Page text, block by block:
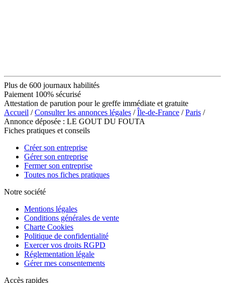
Plus de 600 journaux habilités
Paiement 100% sécurisé
Attestation de parution pour le greffe immédiate et gratuite
Accueil /Consulter les annonces légales /Île-de-France /Paris /
Annonce déposée : LE GOUT DU FOUTA
Fiches pratiques et conseils
Créer son entreprise
Gérer son entreprise
Fermer son entreprise
Toutes nos fiches pratiques
Notre société
Mentions légales
Conditions générales de vente
Charte Cookies
Politique de confidentialité
Exercer vos droits RGPD
Réglementation légale
Gérer mes consentements
Accès rapides